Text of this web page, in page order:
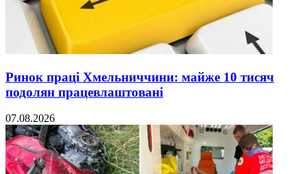
Ринок праці Хмельниччини: майже 10 тисяч
подолян працевлаштовані
07.08.2026